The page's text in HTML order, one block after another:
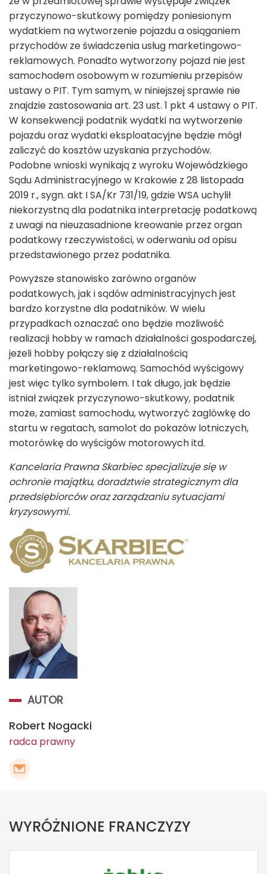
przyczynowo-skutkowy pomiędzy poniesionym
wydatkiem na wytworzenie pojazdu a osiąganiem
przychodów ze świadczenia usług marketingowo-
reklamowych. Ponadto wytworzony pojazd nie jest
samochodem osobowym w rozumieniu przepisów
ustawy o PIT. Tym samym, w niniejszej sprawie nie
znajdzie zastosowania art. 23 ust. 1 pkt 4 ustawy o PIT.
W konsekwencji podatnik wydatki na wytworzenie
pojazdu oraz wydatki eksploatacyjne będzie mógł
zaliczyć do kosztów uzyskania przychodów.
Podobne wnioski wynikają z wyroku Wojewódzkiego
Sądu Administracyjnego w Krakowie z 28 listopada
2019 r., sygn. akt I SA/Kr 731/19, gdzie WSA uchylił
niekorzystną dla podatnika interpretację podatkową
z uwagi na nieuzasadnione kreowanie przez organ
podatkowy rzeczywistości, w oderwaniu od opisu
przedstawionego przez podatnika.
Powyższe stanowisko zarówno organów
podatkowych, jak i sądów administracyjnych jest
bardzo korzystne dla podatników. W wielu
przypadkach oznaczać ono będzie możliwość
realizacji hobby w ramach działalności gospodarczej,
jeżeli hobby połączy się z działalnością
marketingowo-reklamową. Samochód wyścigowy
jest więc tylko symbolem. I tak długo, jak będzie
istniał związek przyczynowo-skutkowy, podatnik
może, zamiast samochodu, wytworzyć żaglówkę do
startu w regatach, samolot do pokazów lotniczych,
motorówkę do wyścigów motorowych itd.
Kancelaria Prawna Skarbiec specjalizuje się w
ochronie majątku, doradztwie strategicznym dla
przedsiębiorców oraz zarządzaniu sytuacjami
kryzysowymi.
AUTOR
Robert Nogacki
radca prawny
WYRÓŻNIONE FRANCZYZY